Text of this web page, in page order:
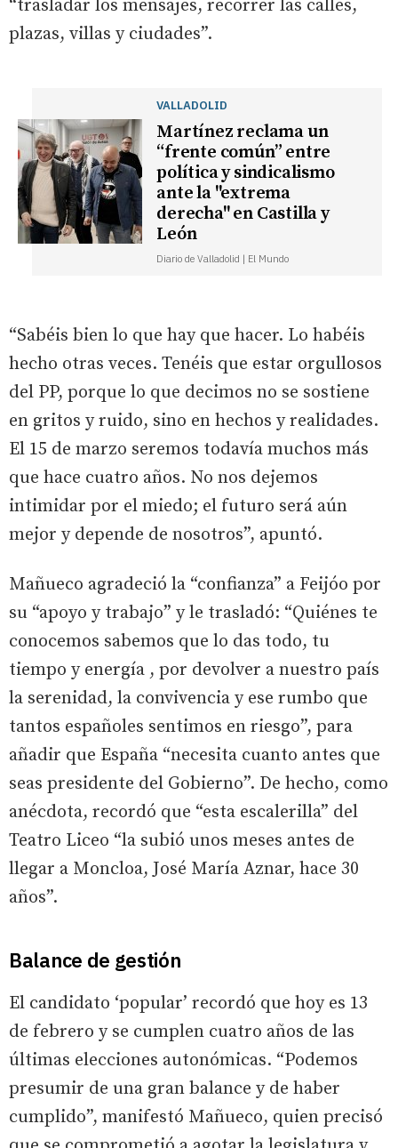
“trasladar los mensajes, recorrer las calles,
plazas, villas y ciudades”.
VALLADOLID
Martínez reclama un
“frente común” entre
política y sindicalismo
ante la "extrema
derecha" en Castilla y
León
Diario de Valladolid | El Mundo
“Sabéis bien lo que hay que hacer. Lo habéis
hecho otras veces. Tenéis que estar orgullosos
del PP, porque lo que decimos no se sostiene
en gritos y ruido, sino en hechos y realidades.
El 15 de marzo seremos todavía muchos más
que hace cuatro años. No nos dejemos
intimidar por el miedo; el futuro será aún
mejor y depende de nosotros”, apuntó.
Mañueco agradeció la “confianza” a Feijóo por
su “apoyo y trabajo” y le trasladó: “Quiénes te
conocemos sabemos que lo das todo, tu
tiempo y energía , por devolver a nuestro país
la serenidad, la convivencia y ese rumbo que
tantos españoles sentimos en riesgo”, para
añadir que España “necesita cuanto antes que
seas presidente del Gobierno”. De hecho, como
anécdota, recordó que “esta escalerilla” del
Teatro Liceo “la subió unos meses antes de
llegar a Moncloa, José María Aznar, hace 30
años”.
Balance de gestión
El candidato ‘popular’ recordó que hoy es 13
de febrero y se cumplen cuatro años de las
últimas elecciones autonómicas. “Podemos
presumir de una gran balance y de haber
cumplido”, manifestó Mañueco, quien precisó